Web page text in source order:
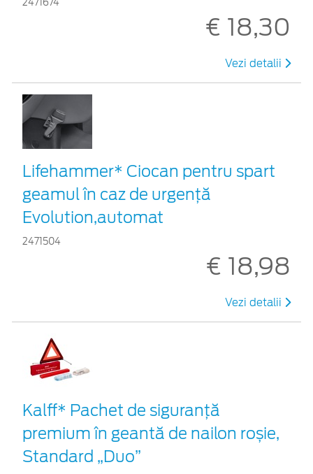
2471674
€ 18,30
Vezi detalii
Lifehammer* Ciocan pentru spart
geamul în caz de urgenţă
Evolution,automat
2471504
€ 18,98
Vezi detalii
Kalff* Pachet de siguranţă
premium în geantă de nailon roșie,
Standard „Duo”